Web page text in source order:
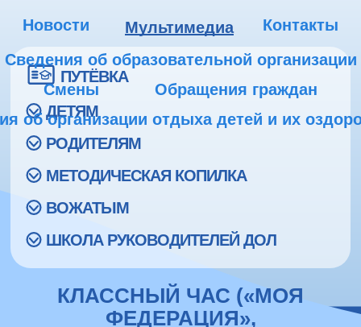
Новости Мультимедиа
Контакты
Сведения об образовательной организации
Смены
Обращения граждан
об организации отдыха детей и их
ПУТЁВКА
ДЕТЯМ
РОДИТЕЛЯМ
МЕТОДИЧЕСКАЯ КОПИЛКА
ВОЖАТЫМ
ШКОЛА РУКОВОДИТЕЛЕЙ ДОЛ
КЛАССНЫЙ ЧАС («МОЯ
ФЕДЕРАЦИЯ»,